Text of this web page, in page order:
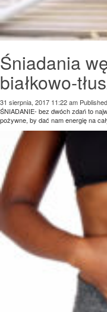
Śniadania
białkowo-
31 sierpnia, 2017 11:22 am
ŚNIADANIE- bez dwóch zdań to
pożywne, by dać nam energię na